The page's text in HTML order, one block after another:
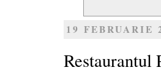
19 FEBRUARIE
Restaurantul